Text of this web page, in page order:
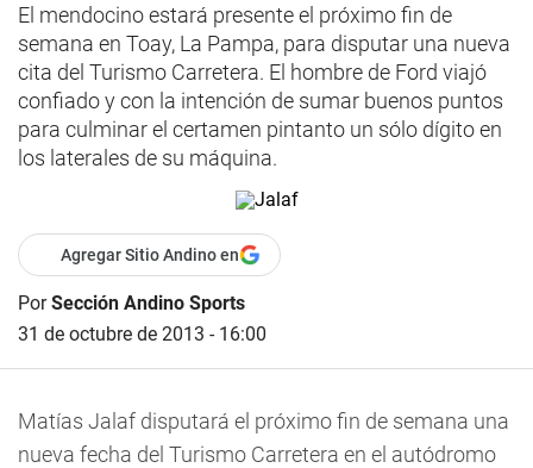
El mendocino estará presente el próximo fin de
semana en Toay, La Pampa, para disputar una nueva
cita del Turismo Carretera. El hombre de Ford viajó
confiado y con la intención de sumar buenos puntos
para culminar el certamen pintanto un sólo dígito en
los laterales de su máquina.
Agregar Sitio Andino en
PorSección Andino Sports
31 de octubre de 2013 - 16:00
Matías Jalaf disputará el próximo fin de semana una
nueva fecha del Turismo Carretera en el autódromo